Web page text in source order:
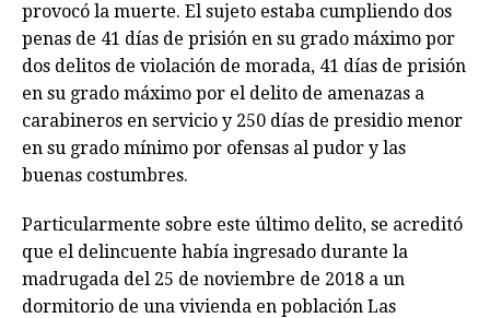
provocó la muerte. El sujeto estaba cumpliendo dos
penas de 41 días de prisión en su grado máximo por
dos delitos de violación de morada, 41 días de prisión
en su grado máximo por el delito de amenazas a
carabineros en servicio y 250 días de presidio menor
en su grado mínimo por ofensas al pudor y las
buenas costumbres.
Particularmente sobre este último delito, se acreditó
que el delincuente había ingresado durante la
madrugada del 25 de noviembre de 2018 a un
dormitorio de una vivienda en población Las